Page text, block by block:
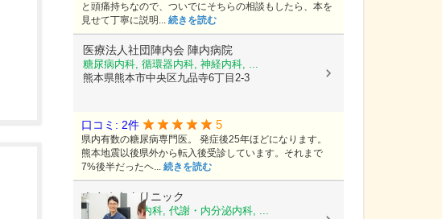
と頭痛持ちなので、ついでにそちらの相談もしたら、本を
見せて丁寧に説明... 続きを読む
医療法人社団陣内会 陣内病院
糖尿病内科, 循環器内科, 神経内科, ...
熊本県熊本市中央区九品寺6丁目2-3
口コミ: 2件 5
県内有数の糖尿病専門医。 発症後25年ほどになります。
熊本地震以後県外から転入後受診しています。それまで
7%後半だったヘ... 続きを読む
きさぬきクリニック
糖尿病内科, 内科, 代謝・内分泌内科, ...